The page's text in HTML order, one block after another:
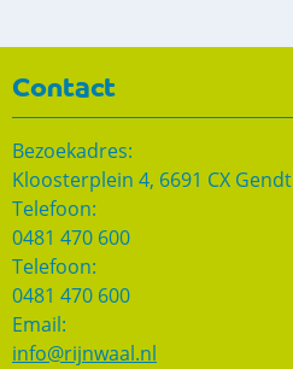
Contact
Bezoekadres:
Kloosterplein 4, 6691 CX Gendt
Telefoon:
0481 470 600
Telefoon:
0481 470 600
Email:
info@rijnwaal.nl